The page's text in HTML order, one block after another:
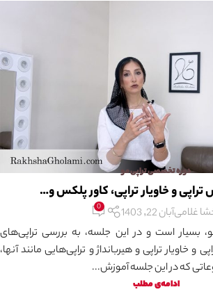
دوره تخصصی تراپی مو
و خاویار تراپی، کاور پلکس و…
غلامیآبان 22, 1403 0
بسیار است و در این جلسه، به بررسی تراپی‌های
خاویار تراپی و هیربانداژ و تراپی‌هایی مانند آنها،
که در این جلسه آموزش...
ادامه‌ی مطلب